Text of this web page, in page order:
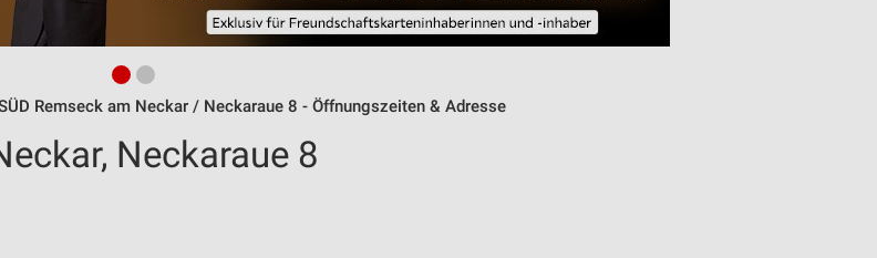
Remseck am Neckar / Neckaraue 8 - Öffnungszeiten & Adresse
Neckaraue 8